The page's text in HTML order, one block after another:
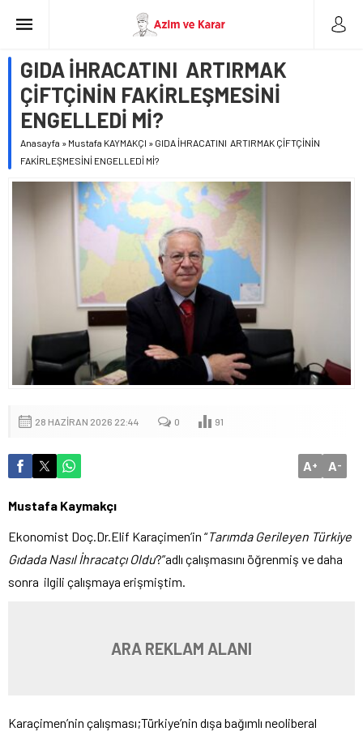
GIDA İHRACATINI ARTIRMAK
ÇİFTÇİNİN FAKİRLEŞMESİNİ
ENGELLEDİ Mİ?
Anasayfa » Mustafa KAYMAKÇI » GIDA İHRACATINI ARTIRMAK ÇİFTÇİNİN
FAKİRLEŞMESİNİ ENGELLEDİ Mİ?
28 HAZIRAN 2026 22:44 0 91
A+ A-
Mustafa Kaymakçı
Ekonomist Doç.Dr.Elif Karaçimen’in “Tarımda Gerileyen Türkiye
Gıdada Nasıl İhracatçı Oldu?”adlı çalışmasını öğrenmiş ve daha
sonra ilgili çalışmaya erişmiştim.
ARA REKLAM ALANI
Karaçimen’nin çalışması;Türkiye’nin dışa bağımlı neoliberal